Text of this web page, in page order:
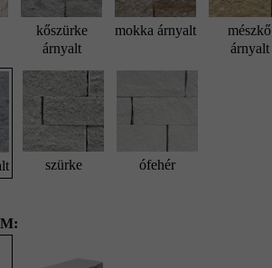
kőszürke
árnyalt
mokka árnyalt
mészkő
árnyalt
szürke ófehér